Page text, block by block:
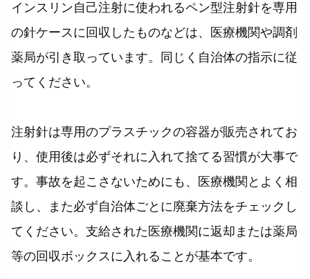
インスリン自己注射に使われるペン型注射針を専用
の針ケースに回収したものなどは、医療機関や調剤
薬局が引き取っています。同じく自治体の指示に従
ってください。
注射針は専用のプラスチックの容器が販売されてお
り、使用後は必ずそれに入れて捨てる習慣が大事で
す。事故を起こさないためにも、医療機関とよく相
談し、また必ず自治体ごとに廃棄方法をチェックし
てください。支給された医療機関に返却または薬局
等の回収ボックスに入れることが基本です。